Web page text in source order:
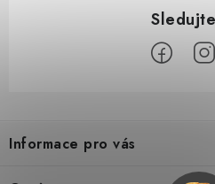
p
a
Informace pro vás